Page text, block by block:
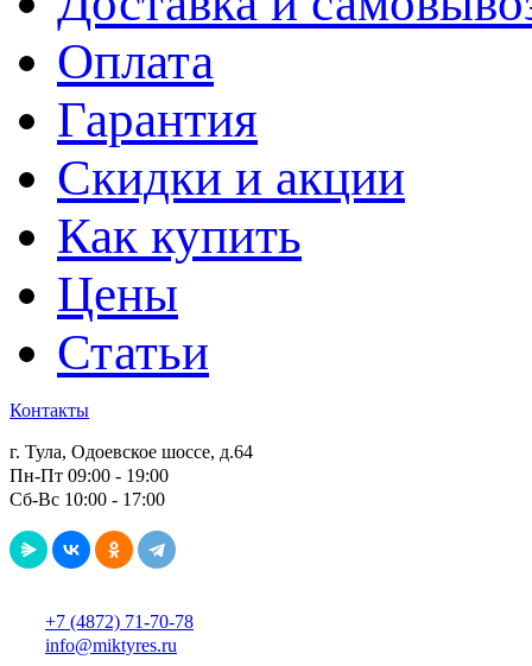
Оплата
Гарантия
Скидки и акции
Как купить
Цены
Статьи
Контакты
г. Тула, Одоевское шоссе, д.64
Пн-Пт 09:00 - 19:00
Сб-Вс 10:00 - 17:00
+7 (4872) 71-70-78
info@miktyres.ru